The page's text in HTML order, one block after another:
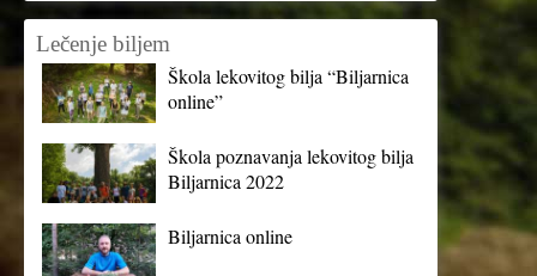
Lečenje biljem
Škola lekovitog bilja “Biljarnica
online”
Škola poznavanja lekovitog bilja
Biljarnica 2022
Biljarnica online